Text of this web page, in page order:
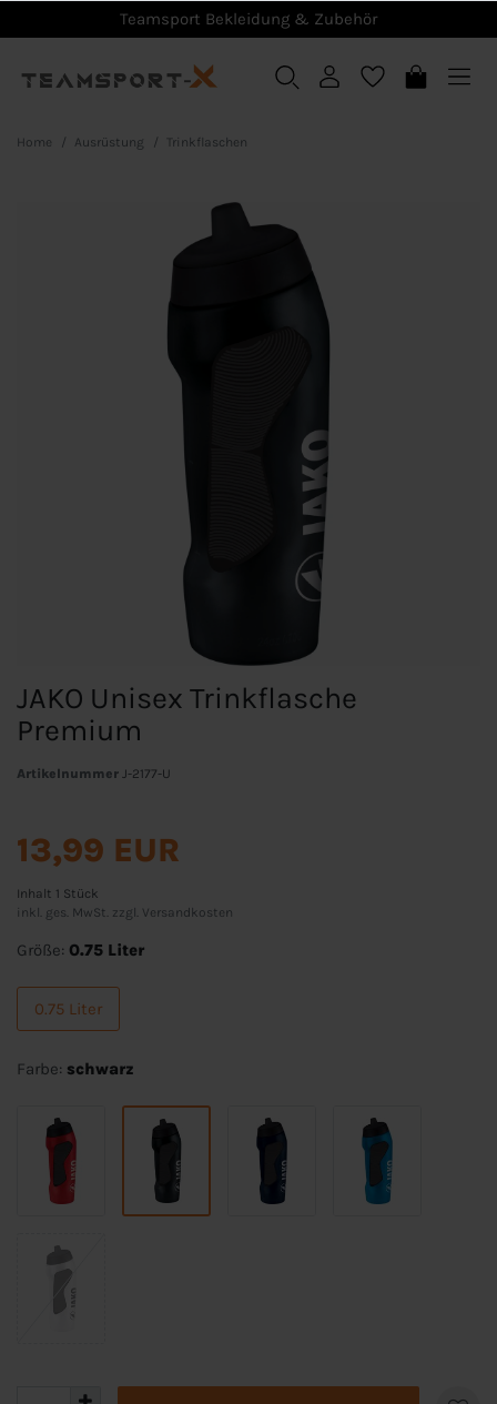
Teamsport Bekleidung & Zubehör
Home Ausrüstung Trinkflaschen
JAKO Unisex Trinkflasche
Premium
Artikelnummer J-2177-U
13,99 EUR
Inhalt 1 Stück
inkl. ges. MwSt. zzgl. Versandkosten
Größe: 0.75 Liter
0.75 Liter
Farbe: schwarz